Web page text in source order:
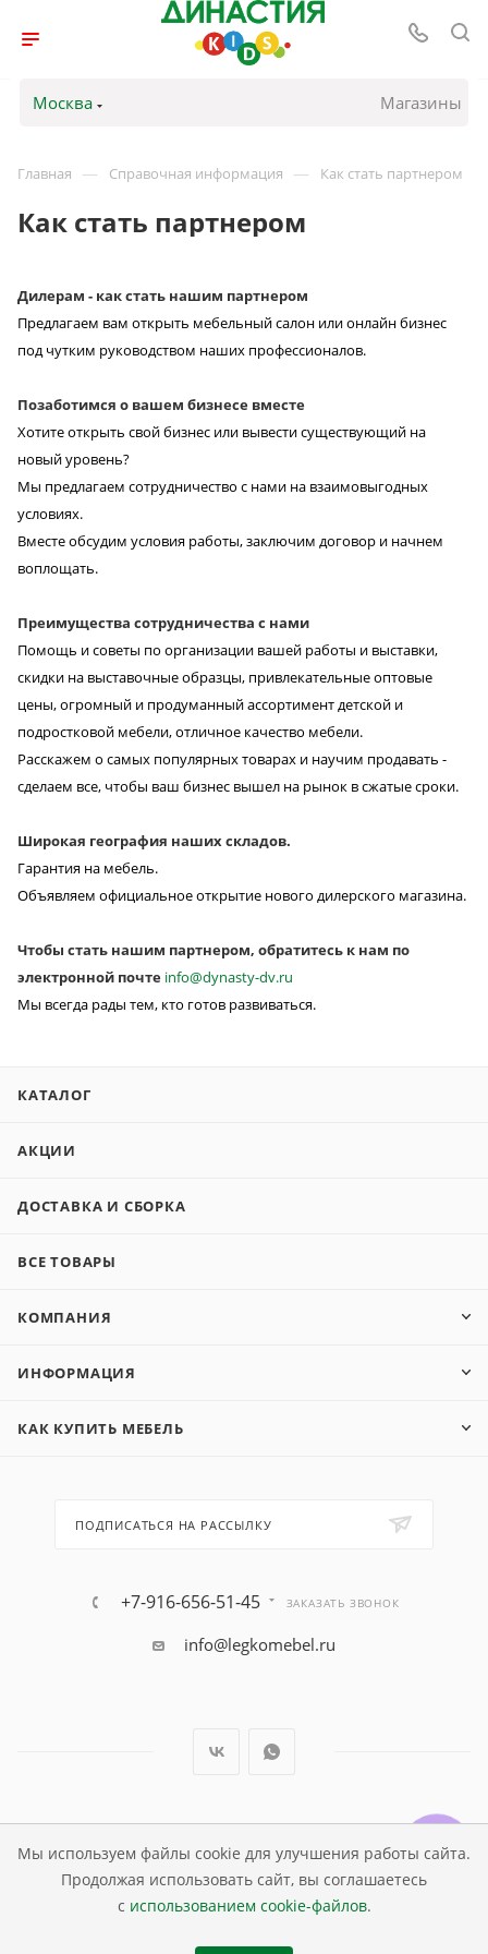
Мы используем файлы cookie для улучшения работы сайта.
Продолжая использовать сайт, вы соглашаетесь
с использованием cookie-файлов.
Москва Магазины
Главная — Справочная информация — Как стать партнером
Как стать партнером
Дилерам - как стать нашим партнером
Предлагаем вам открыть мебельный салон или онлайн бизнес
под чутким руководством наших профессионалов.
Позаботимся о вашем бизнесе вместе
Хотите открыть свой бизнес или вывести существующий на
новый уровень?
Мы предлагаем сотрудничество с нами на взаимовыгодных
условиях.
Вместе обсудим условия работы, заключим договор и начнем
воплощать.
Преимущества сотрудничества с нами
Помощь и советы по организации вашей работы и выставки,
скидки на выставочные образцы, привлекательные оптовые
цены, огромный и продуманный ассортимент детской и
подростковой мебели, отличное качество мебели.
Расскажем о самых популярных товарах и научим продавать -
сделаем все, чтобы ваш бизнес вышел на рынок в сжатые сроки.
Широкая география наших складов.
Гарантия на мебель.
Объявляем официальное открытие нового дилерского магазина.
Чтобы стать нашим партнером, обратитесь к нам по
электронной почте info@dynasty-dv.ru
Мы всегда рады тем, кто готов развиваться.
КАТАЛОГ
АКЦИИ
ДОСТАВКА И СБОРКА
ВСЕ ТОВАРЫ
КОМПАНИЯ
ИНФОРМАЦИЯ
КАК КУПИТЬ МЕБЕЛЬ
ПОДПИСАТЬСЯ НА РАССЫЛКУ
+7-916-656-51-45 ЗАКАЗАТЬ ЗВОНОК
info@legkomebel.ru